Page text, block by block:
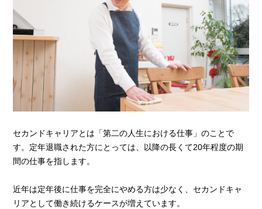
セカンドキャリアとは「第二の人生における仕事」のことで
す。定年退職された方にとっては、以降の長くて20年程度の期
間の仕事を指します。
近年は定年後に仕事を完全にやめる方は少なく、セカンドキャ
リアとして働き続けるケースが増えています。